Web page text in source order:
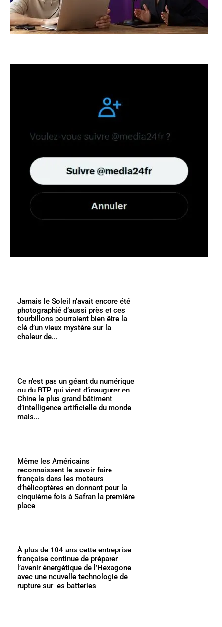
Jamais le Soleil n’avait encore été
photographié d’aussi près et ces
tourbillons pourraient bien être la
clé d’un vieux mystère sur la
chaleur de...
Ce n’est pas un géant du numérique
ou du BTP qui vient d’inaugurer en
Chine le plus grand bâtiment
d’intelligence artificielle du monde
mais...
Même les Américains
reconnaissent le savoir-faire
français dans les moteurs
d’hélicoptères en donnant pour la
cinquième fois à Safran la première
place
À plus de 104 ans cette entreprise
française continue de préparer
l’avenir énergétique de l’Hexagone
avec une nouvelle technologie de
rupture sur les batteries